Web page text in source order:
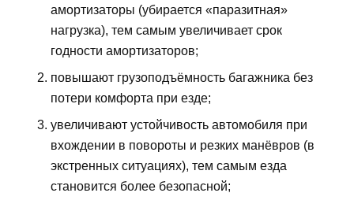
амортизаторы (убирается «паразитная»
нагрузка), тем самым увеличивает срок
годности амортизаторов;
повышают грузоподъёмность багажника без
потери комфорта при езде;
увеличивают устойчивость автомобиля при
вхождении в повороты и резких манёвров (в
экстренных ситуациях), тем самым езда
становится более безопасной;